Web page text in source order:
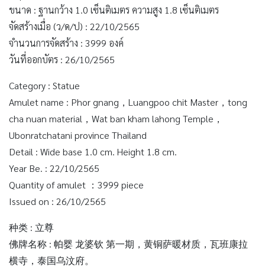
ขนาด : ฐานกว้าง 1.0 เซ็นติเมตร ความสูง 1.8 เซ็นติเมตร
จัดสร้างเมื่อ (ว/ด/ป) : 22/10/2565
จำนวนการจัดสร้าง : 3999 องค์
วันที่ออกบัตร : 26/10/2565
Category : Statue
Amulet name : Phor gnang，Luangpoo chit Master，tong
cha nuan material，Wat ban kham lahong Temple，
Ubonratchatani province Thailand
Detail : Wide base 1.0 cm. Height 1.8 cm.
Year Be. : 22/10/2565
Quantity of amulet ：3999 piece
Issued on : 26/10/2565
种类 : 立尊
佛牌名称 : 帕婴 龙婆钦 第一期，黄铜萨暖材质，瓦班康拉
横寺，泰国乌汶府。